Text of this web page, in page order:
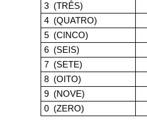
3 (TRÊS)
4 (QUATRO)
5 (CINCO)
6 (SEIS)
7 (SETE)
8 (OITO)
9 (NOVE)
0 (ZERO)